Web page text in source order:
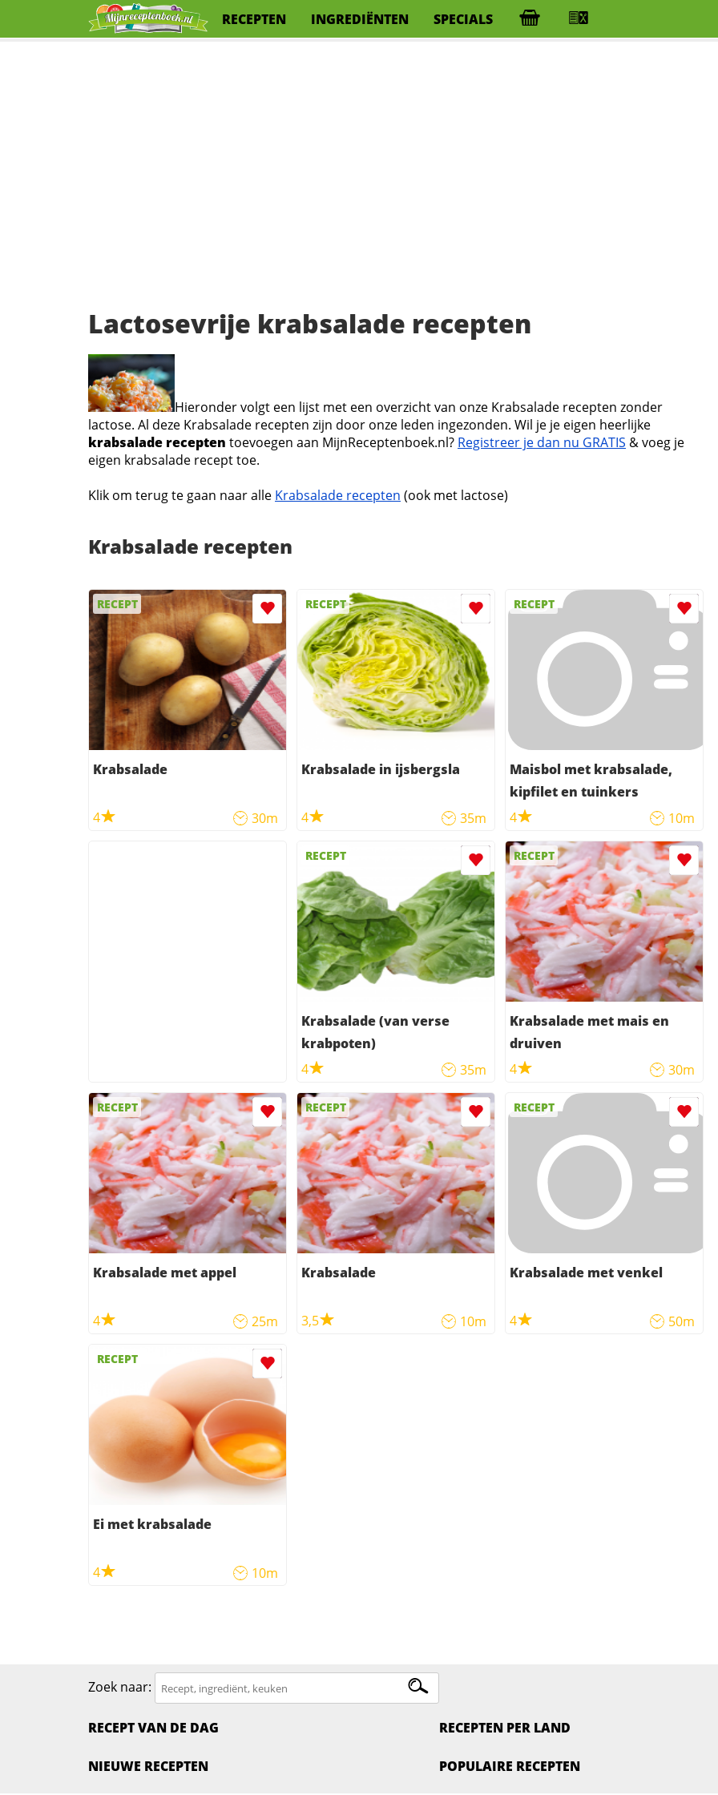
RECEPTEN INGREDIËNTEN SPECIALS
Lactosevrije krabsalade recepten
Hieronder volgt een lijst met een overzicht van onze Krabsalade recepten zonder
lactose. Al deze Krabsalade recepten zijn door onze leden ingezonden. Wil je je eigen heerlijke
krabsalade recepten toevoegen aan MijnReceptenboek.nl? Registreer je dan nu GRATIS & voeg je
eigen krabsalade recept toe.
Klik om terug te gaan naar alle Krabsalade recepten (ook met lactose)
Krabsalade recepten
RECEPT
Krabsalade
4 30m
RECEPT
Krabsalade in ijsbergsla
4 35m
RECEPT
Maisbol met krabsalade,
kipfilet en tuinkers
4
10m
RECEPT
Krabsalade (van verse
krabpoten)
4
35m
RECEPT
Krabsalade met mais en
druiven
4
30m
RECEPT
Krabsalade met appel
4 25m
RECEPT
Krabsalade
3,5 10m
RECEPT
Krabsalade met venkel
4 50m
RECEPT
Ei met krabsalade
4 10m
Zoek naar:
RECEPT VAN DE DAG
NIEUWE RECEPTEN
RECEPTEN PER LAND
POPULAIRE RECEPTEN